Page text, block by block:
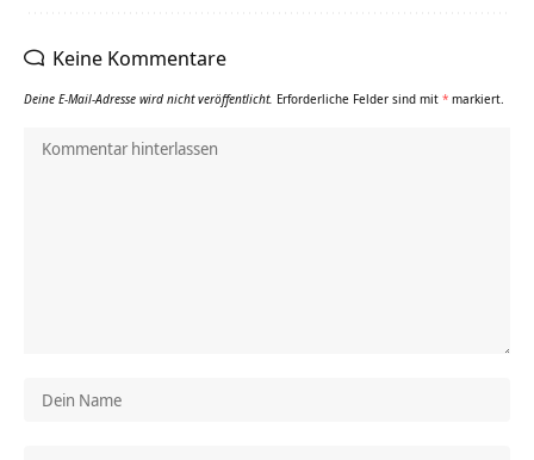
Keine Kommentare
Deine E-Mail-Adresse wird nicht veröffentlicht. Erforderliche Felder sind mit * markiert.